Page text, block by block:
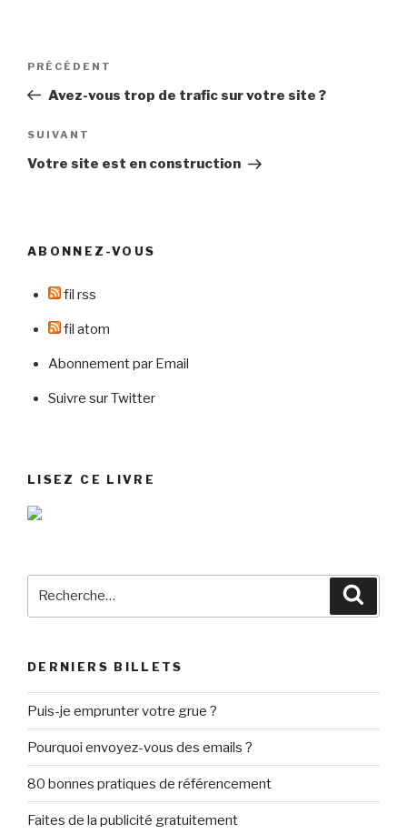
Navigation
l’article
Article
précédent
PRÉCÉDENT
Avez-vous trop de trafic sur votre site ?
Article
suivant
SUIVANT
Votre site est en construction
ABONNEZ-VOUS
fil rss
fil atom
Abonnement par Email
Suivre sur Twitter
LISEZ CE LIVRE
DERNIERS BILLETS
Puis-je emprunter votre grue ?
Pourquoi envoyez-vous des emails ?
80 bonnes pratiques de référencement
Faites de la publicité gratuitement